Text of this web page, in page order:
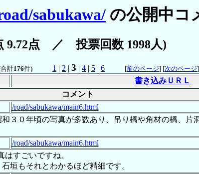
sabukawa/ の公開中コ
9.72点 ／ 投票回数 1998人)
計176件) 1 | 2 | 3 | 4 | 5 | 6 [前のページ] [次のページ
書き込みＵＲＬ
コメント
/road/sabukawa/main6.html
３０年頃の写真が多数あり、吊り橋や角材の橋、片
/road/sabukawa/main6.html
すごいですね。
垣もそれとわかるほど精細です。